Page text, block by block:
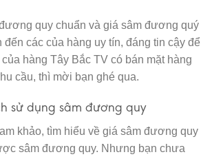
quy chuẩn và giá sâm đương quý
đến các của hàng uy tín, đáng tin cậy để
hàng Tây Bắc TV có bán mặt hàng
cầu, thì mời bạn ghé qua.
sử dụng sâm đương quy
khảo, tìm hiểu về giá sâm đương quy
sâm đương quy. Nhưng bạn chưa